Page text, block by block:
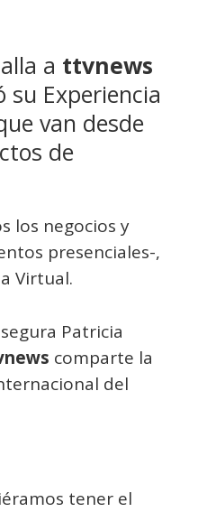
a ttvnews
su Experiencia
van desde
de
los negocios y
presenciales-,
Virtual.
Patricia
comparte la
del
tener el